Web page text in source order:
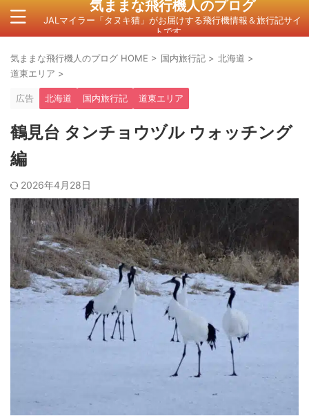
気ままな飛行機人のプログ
JALマイラー「タヌキ猫」がお届けする飛行機情報＆旅行記サイ
トです。
気ままな飛行機人のプログ HOME > 国内旅行記 > 北海道 >
道東エリア >
広告 北海道 国内旅行記 道東エリア
鶴見台 タンチョウヅル ウォッチング
編
2026年4月28日